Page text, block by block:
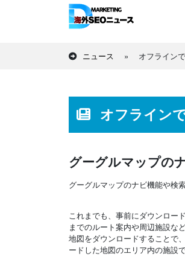
ニュース » オフライン
オフライン
グーグルマップの
グーグルマップのナビ機能や検
これまでも、事前にダウンロー
までのルート案内や周辺施設な
地図をダウンロードすることで
ードした地図のエリア内の施設